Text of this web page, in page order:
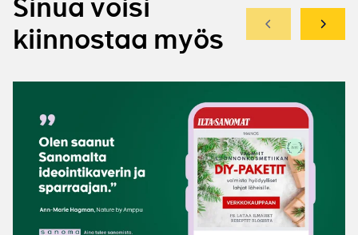
Sinua voisi
kiinnostaa myös
Edellinen